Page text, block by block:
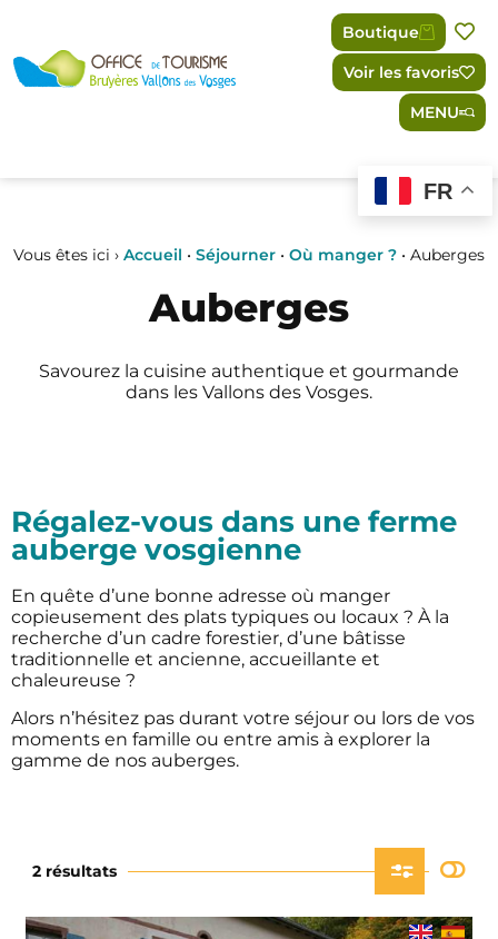
Boutique
Voir les favoris
MENU
FR
Vous êtes ici › Accueil • Séjourner • Où manger ? • Auberges
Auberges
Savourez la cuisine authentique et gourmande
dans les Vallons des Vosges.
Régalez-vous dans une ferme
auberge vosgienne
En quête d’une bonne adresse où manger
copieusement des plats typiques ou locaux ? À la
recherche d’un cadre forestier, d’une bâtisse
traditionnelle et ancienne, accueillante et
chaleureuse ?
Alors n’hésitez pas durant votre séjour ou lors de vos
moments en famille ou entre amis à explorer la
gamme de nos auberges.
2 résultats